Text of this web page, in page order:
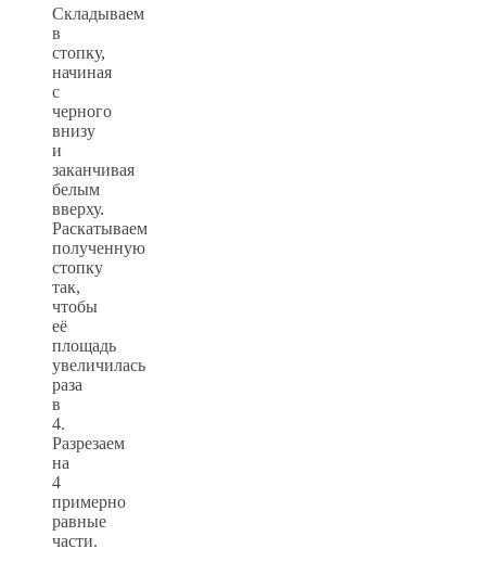
Складываем
в
стопку,
начиная
с
черного
внизу
и
заканчивая
белым
вверху.
Раскатываем
полученную
стопку
так,
чтобы
её
площадь
увеличилась
раза
в
4.
Разрезаем
на
4
примерно
равные
части.